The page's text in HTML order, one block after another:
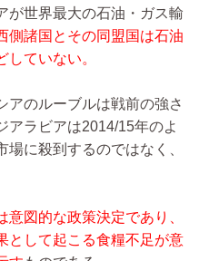
が世界最大の石油・ガス輸
側諸国とその同盟国は石油
ていない。
アのルーブルは戦前の強さ
アラビアは2014/15年のよ
に殺到するのではなく、
図的な政策決定であり、
として起こる食糧不足が意